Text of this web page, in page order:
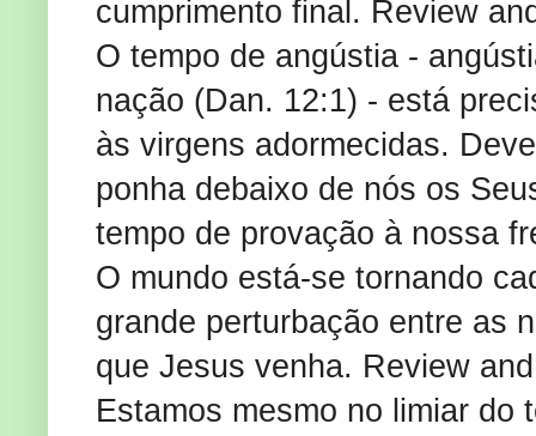
cumprimento final. Review
O tempo de angústia -
nação (Dan. 12:1) - está
às virgens adormecidas.
ponha debaixo de nós os
tempo de provação à nossa
O mundo está-se tornando
grande perturbação entre as
que Jesus venha. Review
Estamos mesmo no limiar do